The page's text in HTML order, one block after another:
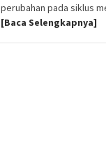
perubahan pada siklus
[Baca Selengkapnya]